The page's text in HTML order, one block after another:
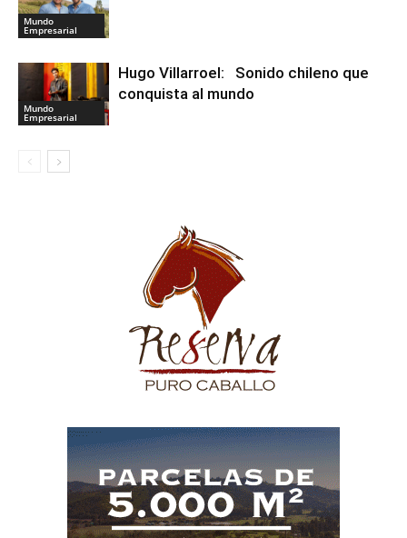
Mundo
Empresarial
Mundo
Empresarial
Hugo Villarroel: Sonido chileno que
conquista al mundo